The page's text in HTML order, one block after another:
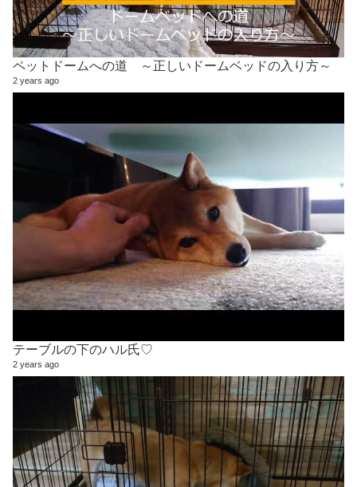
ペットドームへの道 ～正しいドームベッドの入り方～
2 years ago
テーブルの下のハル氏♡
2 years ago